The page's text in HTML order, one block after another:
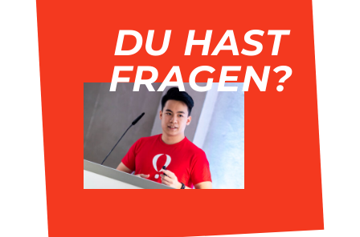
DU HAST
FRAGEN?